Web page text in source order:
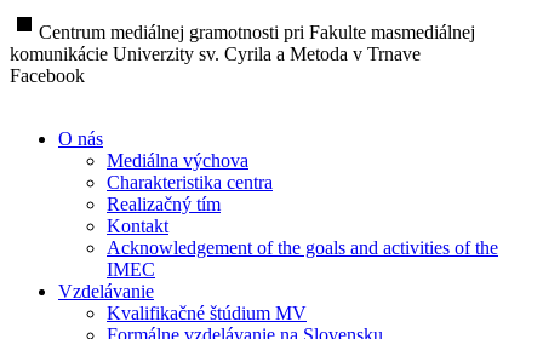
stop Centrum mediálnej gramotnosti pri Fakulte masmediálnej
komunikácie Univerzity sv. Cyrila a Metoda v Trnave
Facebook
O nás
Mediálna výchova
Charakteristika centra
Realizačný tím
Kontakt
Acknowledgement of the goals and activities of the
IMEC
Vzdelávanie
Kvalifikačné štúdium MV
Formálne vzdelávanie na Slovensku